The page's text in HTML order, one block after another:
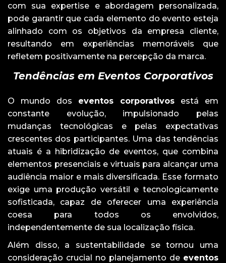
com sua expertise e abordagem personalizada,
pode garantir que cada elemento do evento esteja
alinhado com os objetivos da empresa cliente,
resultando em experiências memoráveis que
refletem positivamente na percepção da marca.
Tendências em Eventos Corporativos
O mundo dos eventos corporativos está em
constante evolução, impulsionado pelas
mudanças tecnológicas e pelas expectativas
crescentes dos participantes. Uma das tendências
atuais é a hibridização de eventos, que combina
elementos presenciais e virtuais para alcançar uma
audiência maior e mais diversificada. Esse formato
exige uma produção versátil e tecnologicamente
sofisticada, capaz de oferecer uma experiência
coesa para todos os envolvidos,
independentemente de sua localização física.
Além disso, a sustentabilidade se tornou uma
consideração crucial no planejamento de eventos